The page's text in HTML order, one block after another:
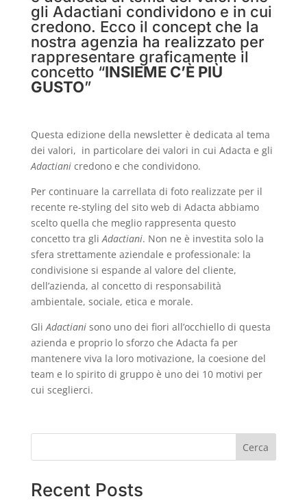
e
b
o
o
k
s
A
p
p
e
dI
n
l er di
vi
di
gli Adactiani condividono e in cui
credono. Ecco il concept che la
nostra agenzia ha realizzato per
rappresentare graficamente il
concetto “INSIEME C’È PIÙ
GUSTO”
Questa edizione della newsletter è dedicata al tema
dei valori, in particolare dei valori in cui Adacta e gli
Adactianicredono e che condividono.
Per continuare la carrellata di foto realizzate per il
recente re-styling del sito web di Adacta abbiamo
scelto quella che meglio rappresenta questo
concetto tra gliAdactiani. Non ne è investita solo la
sfera strettamente aziendale e professionale: la
condivisione si espande al valore del cliente,
dell’azienda, al concetto di responsabilità
ambientale, sociale, etica e morale.
GliAdactianisono uno dei fiori all’occhiello di questa
azienda e proprio lo sforzo che Adacta fa per
mantenere viva la loro motivazione, la coesione del
team e lo spirito di gruppo è uno dei 10 motivi per
cui sceglierci.
Cerca
Recent Posts